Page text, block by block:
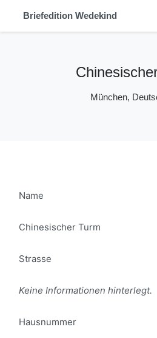
Briefedition Wedekind
München,
Name
Chinesischer Turm
Strasse
Keine Informationen hinterlegt.
Hausnummer